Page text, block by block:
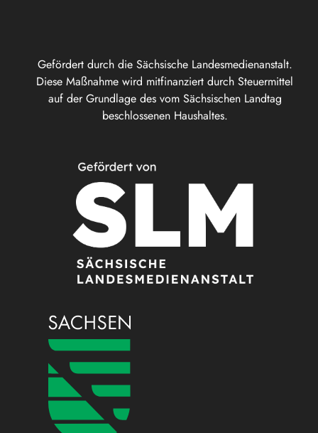
Gefördert durch die Sächsische Landesmedienanstalt.
Diese Maßnahme wird mitfinanziert durch Steuermittel
auf der Grundlage des vom Sächsischen Landtag
beschlossenen Haushaltes.